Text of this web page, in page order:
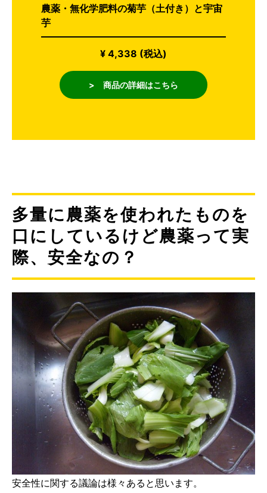
農薬・無化学肥料の菊芋（土付き）と宇宙
芋
¥ 4,338 (税込)
> 商品の詳細はこちら
多量に農薬を使われたものを
口にしているけど農薬って実
際、安全なの？
安全性に関する議論は様々あると思います。